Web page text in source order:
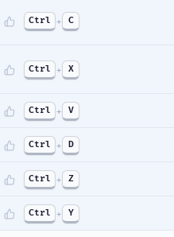
Ctrl + C
Ctrl + X
Ctrl + V
Ctrl + D
Ctrl + Z
Ctrl + Y